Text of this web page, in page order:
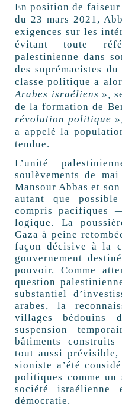
En position de
du 23 mars 2021,
exigences sur les
évitant toute
palestinienne dans
des suprémacistes
classe politique a
Arabes israéliens »,
de la formation de
révolution politique »,
a appelé la
tendue.
L’unité
soulèvements de
Mansour Abbas et
autant que
compris pacifiques
logique. La
Gaza à peine
façon décisive à la
gouvernement
pouvoir. Comme
question
substantiel
arabes, la
villages bédouins
suspension
bâtiments construits
tout aussi
sioniste a’été
politiques comme un
société
démocratie.